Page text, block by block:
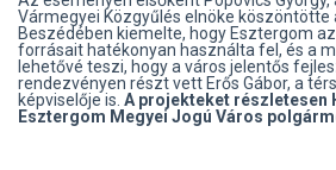
Vármegyei Közgyűlés elnöke köszöntötte
Beszédében kiemelte, hogy Esztergom
forrásait hatékonyan használta fel, és a
lehetővé teszi, hogy a város jelentős
rendezvényen részt vett Erős Gábor, a
képviselője is. A projekteket részletesen
Esztergom Megyei Jogú Város